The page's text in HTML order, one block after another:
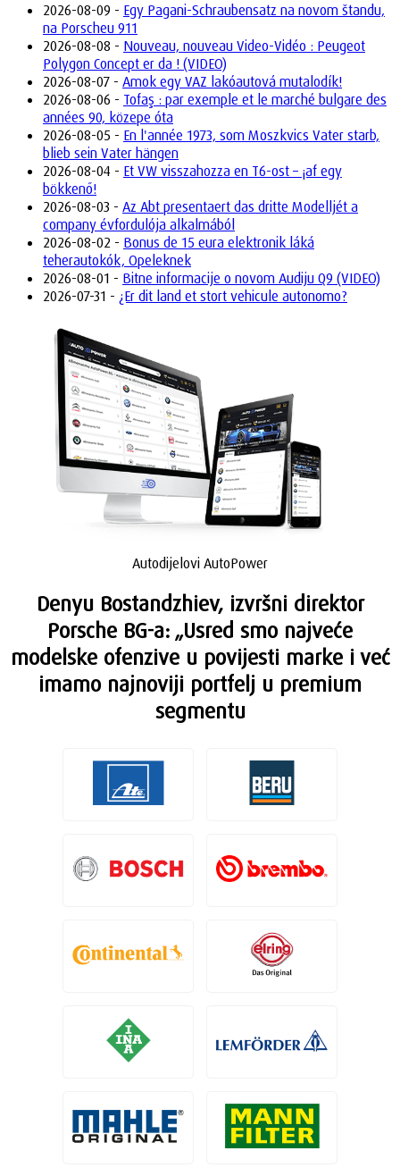
2026-08-09 - Egy Pagani-Schraubensatz na novom štandu,
na Porscheu 911
2026-08-08 - Nouveau, nouveau Video-Vidéo : Peugeot
Polygon Concept er da ! (VIDEO)
2026-08-07 - Amok egy VAZ lakóautová mutalodík!
2026-08-06 - Tofaş : par exemple et le marché bulgare des
années 90, közepe óta
2026-08-05 - En l'année 1973, som Moszkvics Vater starb,
blieb sein Vater hängen
2026-08-04 - Et VW visszahozza en T6-ost – ¡af egy
bökkenő!
2026-08-03 - Az Abt presentaert das dritte Modelljét a
company évfordulója alkalmából
2026-08-02 - Bonus de 15 eura elektronik láká
teherautokók, Opeleknek
2026-08-01 - Bitne informacije o novom Audiju Q9 (VIDEO)
2026-07-31 - ¿Er dit land et stort vehicule autonomo?
Autodijelovi AutoPower
Denyu Bostandzhiev, izvršni direktor
Porsche BG-a: „Usred smo najveće
modelske ofenzive u povijesti marke i već
imamo najnoviji portfelj u premium
segmentu